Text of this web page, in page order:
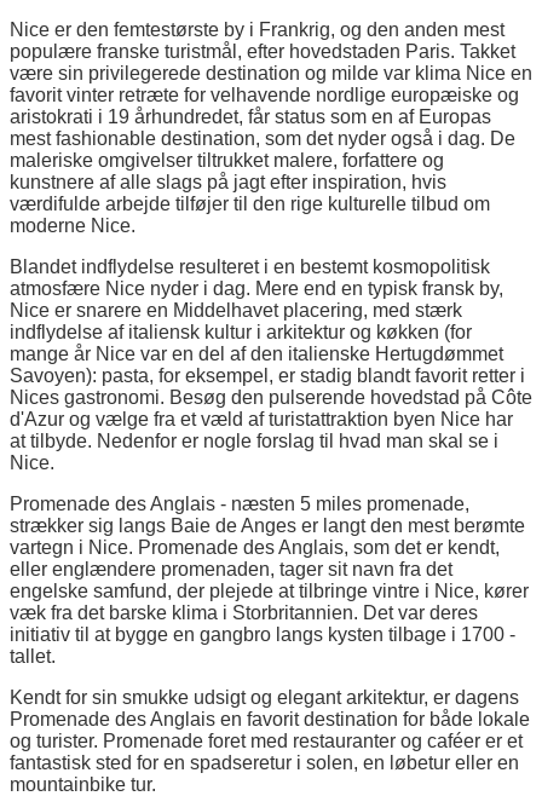
Nice er den femtestørste by i Frankrig, og den anden mest
populære franske turistmål, efter hovedstaden Paris. Takket
være sin privilegerede destination og milde var klima Nice en
favorit vinter retræte for velhavende nordlige europæiske og
aristokrati i 19 århundredet, får status som en af Europas
mest fashionable destination, som det nyder også i dag. De
maleriske omgivelser tiltrukket malere, forfattere og
kunstnere af alle slags på jagt efter inspiration, hvis
værdifulde arbejde tilføjer til den rige kulturelle tilbud om
moderne Nice.
Blandet indflydelse resulteret i en bestemt kosmopolitisk
atmosfære Nice nyder i dag. Mere end en typisk fransk by,
Nice er snarere en Middelhavet placering, med stærk
indflydelse af italiensk kultur i arkitektur og køkken (for
mange år Nice var en del af den italienske Hertugdømmet
Savoyen): pasta, for eksempel, er stadig blandt favorit retter i
Nices gastronomi. Besøg den pulserende hovedstad på Côte
d'Azur og vælge fra et væld af turistattraktion byen Nice har
at tilbyde. Nedenfor er nogle forslag til hvad man skal se i
Nice.
Promenade des Anglais - næsten 5 miles promenade,
strækker sig langs Baie de Anges er langt den mest berømte
vartegn i Nice. Promenade des Anglais, som det er kendt,
eller englændere promenaden, tager sit navn fra det
engelske samfund, der plejede at tilbringe vintre i Nice, kører
væk fra det barske klima i Storbritannien. Det var deres
initiativ til at bygge en gangbro langs kysten tilbage i 1700 -
tallet.
Kendt for sin smukke udsigt og elegant arkitektur, er dagens
Promenade des Anglais en favorit destination for både lokale
og turister. Promenade foret med restauranter og caféer er et
fantastisk sted for en spadseretur i solen, en løbetur eller en
mountainbike tur.